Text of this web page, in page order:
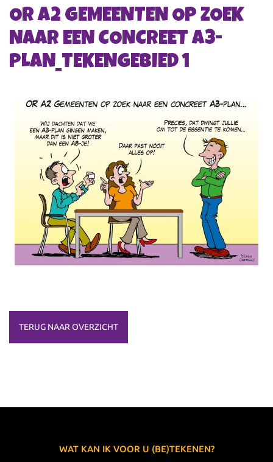
OR A2 GEMEENTEN OP ZOEK
NAAR EEN CONCREET A3-
PLAN_TEKENGEBIED 1
TERUG NAAR OVERZICHT
WAT KAN IK VOOR U (BE)TEKENEN?